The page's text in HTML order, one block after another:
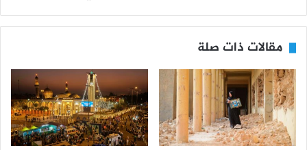
مقالات ذات صلة